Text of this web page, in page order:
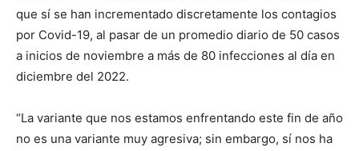
que sí se han incrementado discretamente los contagios
por Covid-19, al pasar de un promedio diario de 50 casos
a inicios de noviembre a más de 80 infecciones al día en
diciembre del 2022.
“La variante que nos estamos enfrentando este fin de año
no es una variante muy agresiva; sin embargo, sí nos ha